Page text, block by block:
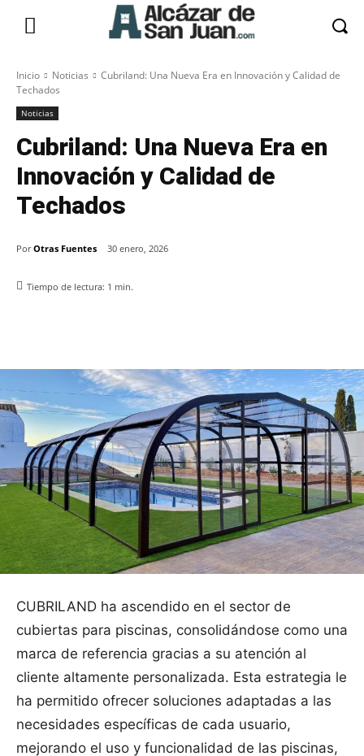
Inicio Noticias
Cubriland: Una Nueva Era en Innovación y Calidad de
Techados
Noticias
Cubriland: Una Nueva Era en
Innovación y Calidad de
Techados
Por Otras Fuentes 30 enero, 2026
Tiempo de lectura: 1 min.
CUBRILAND ha ascendido en el sector de
cubiertas para piscinas, consolidándose como una
marca de referencia gracias a su atención al
cliente altamente personalizada. Esta estrategia le
ha permitido ofrecer soluciones adaptadas a las
necesidades específicas de cada usuario,
mejorando el uso y funcionalidad de las piscinas,